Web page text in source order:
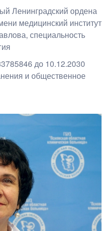
Ленинградский ордена
медицинский институт
, специальность
до 10.12.2030
и общественное